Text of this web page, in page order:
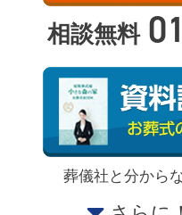
相談無料
葬儀社と分から